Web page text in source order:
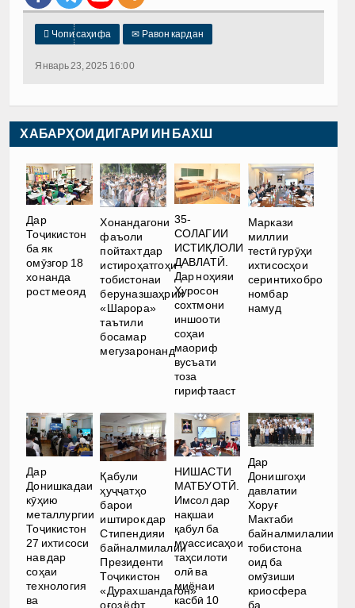
 Чопи саҳифа ✉ Равон кардан
Январь 23, 2025 16:00
ХАБАРҲОИ ДИГАРИ ИН БАХШ
Дар
Тоҷикистон
ба як
омӯзгор 18
хонанда
рост меояд
Хонандагони
фаъоли
пойтахт дар
истироҳатгоҳи
тобистонаи
беруназшаҳрии
«Шарора»
таътили
босамар
мегузаронанд
35-
СОЛАГИИ
ИСТИҚЛОЛИ
ДАВЛАТӢ.
Дар ноҳияи
Хуросон
сохтмони
иншооти
соҳаи
маориф
вусъати
тоза
гирифтааст
Маркази
миллии
тестӣ гурӯҳи
ихтисосҳои
серинтихобро
номбар
намуд
Дар
Донишкадаи
кӯҳию
металлургии
Тоҷикистон
27 ихтисоси
нав дар
соҳаи
технология
ва
Қабули
ҳуҷҷатҳо
барои
иштирок дар
Стипендияи
байналмилалии
Президенти
Тоҷикистон
«Дурахшандагон»
оғоз ёфт
НИШАСТИ
МАТБУОТӢ.
Имсол дар
нақшаи
қабул ба
муассисаҳои
таҳсилоти
олӣ ва
миёнаи
касбӣ 10
Дар
Донишгоҳи
давлатии
Хоруғ
Мактаби
байналмилалии
тобистона
оид ба
омӯзиши
криосфера
ба